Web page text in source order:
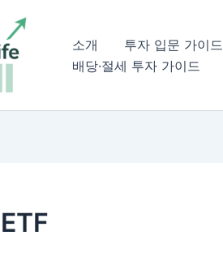
소개 투자 입문 가이드
배당·절세 투자 가이드